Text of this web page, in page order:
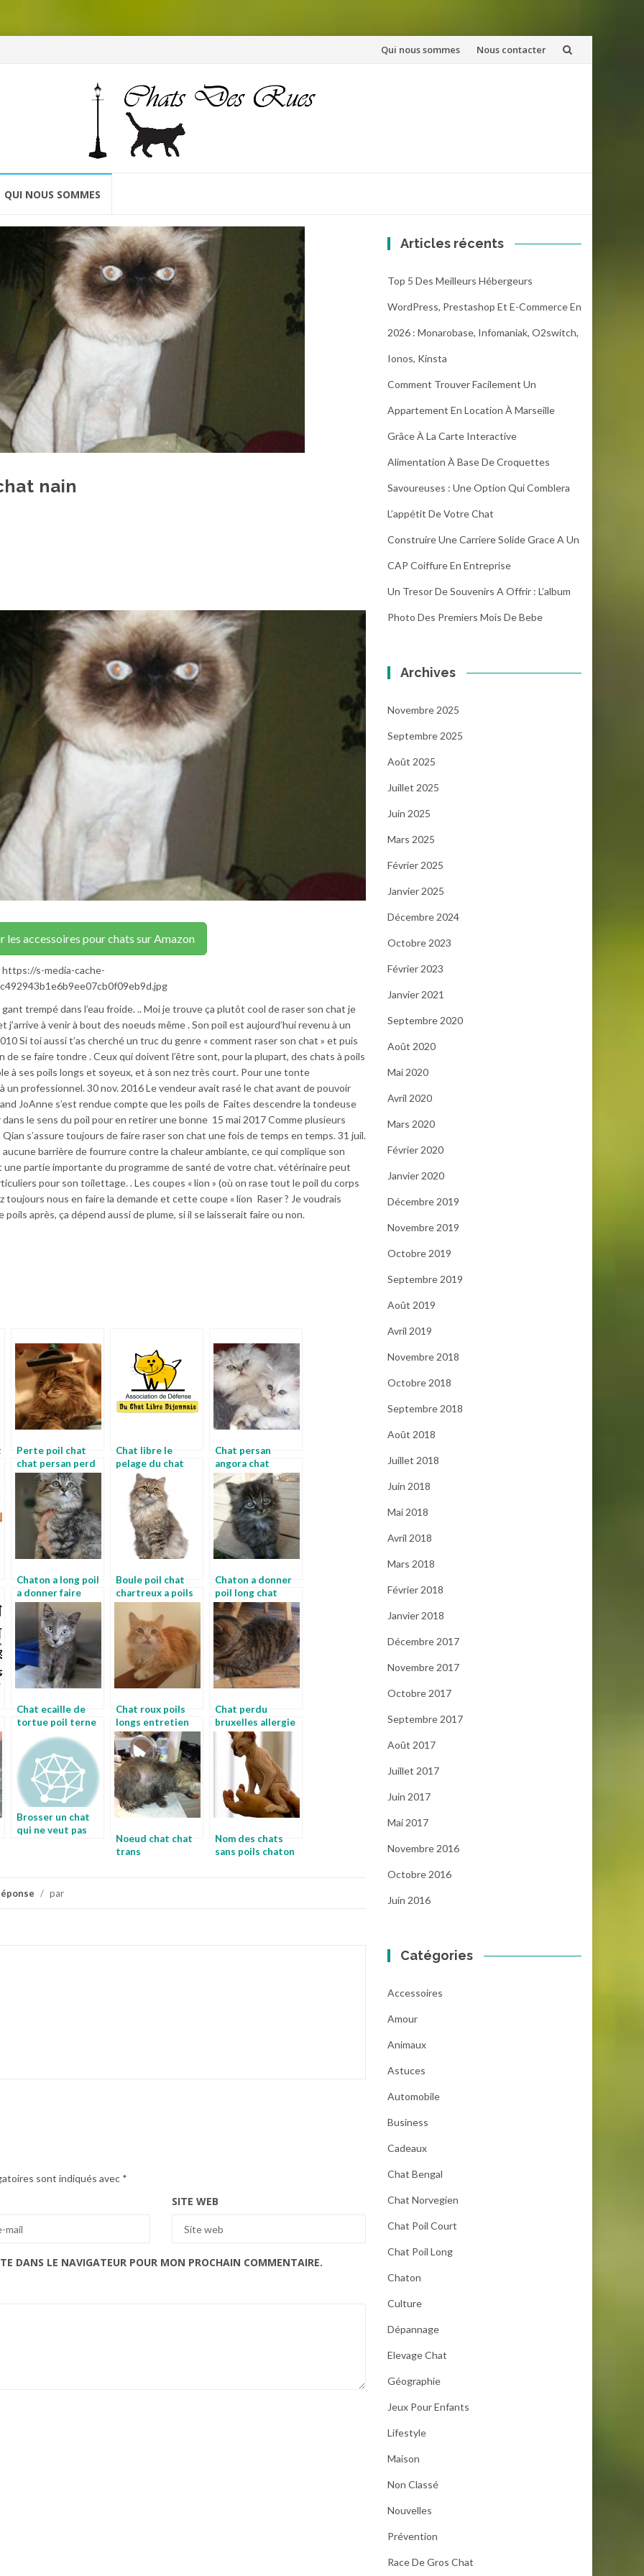
Aller
Qui nous sommes Nous contacter
QUI NOUS SOMMES
nain
les accessoires pour chats sur Amazon
https://s-media-cache-
trempé dans l’eau froide. .. Moi je trouve ça plutôt cool de raser son chat je
j’arrive à venir à bout des noeuds même . Son poil est aujourd’hui revenu à un
Si toi aussi t’as cherché un truc du genre « comment raser son chat » et puis
de se faire tondre . Ceux qui doivent l’être sont, pour la plupart, des chats à poils
à ses poils longs et soyeux, et à son nez très court. Pour une tonte
un professionnel. 30 nov. 2016 Le vendeur avait rasé le chat avant de pouvoir
JoAnne s’est rendue compte que les poils de Faites descendre la tondeuse
le sens du poil pour en retirer une bonne 15 mai 2017 Comme plusieurs
s’assure toujours de faire raser son chat une fois de temps en temps. 31 juil.
barrière de fourrure contre la chaleur ambiante, ce qui complique son
partie importante du programme de santé de votre chat. vétérinaire peut
pour son toilettage. . Les coupes « lion » (où on rase tout le poil du corps
nous en faire la demande et cette coupe « lion Raser ? Je voudrais
après, ça dépend aussi de plume, si il se laisserait faire ou non.
Perte poil chat
chat persan perd
ses poils
Chat libre le
pelage du chat
Chat persan
angora chat
angora bleu
Chaton a long poil
a donner faire
raser son chat
Boule poil chat
chartreux a poils
longs
Chaton a donner
poil long chat
persan noir
Chat ecaille de
tortue poil terne
Chat roux poils
longs entretien
chat angora
Chat perdu
bruxelles allergie
au poil de chat
Brosser un chat
qui ne veut pas
Noeud chat chat
trans
Nom des chats
sans poils chaton
/ par
sont indiqués avec *
SITE WEB
DANS LE NAVIGATEUR POUR MON PROCHAIN COMMENTAIRE.
Articles récents
Top 5 Des Meilleurs Hébergeurs
WordPress, Prestashop Et E-Commerce En
2026 : Monarobase, Infomaniak, O2switch,
Ionos, Kinsta
Comment Trouver Facilement Un
Appartement En Location À Marseille
Grâce À La Carte Interactive
Alimentation À Base De Croquettes
Savoureuses : Une Option Qui Comblera
L’appétit De Votre Chat
Construire Une Carriere Solide Grace A Un
CAP Coiffure En Entreprise
Un Tresor De Souvenirs A Offrir : L’album
Photo Des Premiers Mois De Bebe
Archives
Novembre 2025
Septembre 2025
Août 2025
Juillet 2025
Juin 2025
Mars 2025
Février 2025
Janvier 2025
Décembre 2024
Octobre 2023
Février 2023
Janvier 2021
Septembre 2020
Août 2020
Mai 2020
Avril 2020
Mars 2020
Février 2020
Janvier 2020
Décembre 2019
Novembre 2019
Octobre 2019
Septembre 2019
Août 2019
Avril 2019
Novembre 2018
Octobre 2018
Septembre 2018
Août 2018
Juillet 2018
Juin 2018
Mai 2018
Avril 2018
Mars 2018
Février 2018
Janvier 2018
Décembre 2017
Novembre 2017
Octobre 2017
Septembre 2017
Août 2017
Juillet 2017
Juin 2017
Mai 2017
Novembre 2016
Octobre 2016
Juin 2016
Catégories
Accessoires
Amour
Animaux
Astuces
Automobile
Business
Cadeaux
Chat Bengal
Chat Norvegien
Chat Poil Court
Chat Poil Long
Chaton
Culture
Dépannage
Elevage Chat
Géographie
Jeux Pour Enfants
Lifestyle
Maison
Non Classé
Nouvelles
Prévention
Race De Gros Chat